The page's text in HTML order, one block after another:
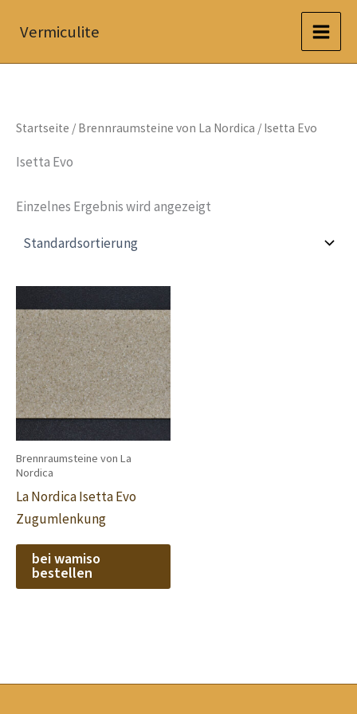
InhaltVermiculite
Startseite / Brennraumsteine von La Nordica / Isetta Evo
Isetta Evo
Einzelnes Ergebnis wird angezeigt
Brennraumsteine von La
Nordica
La Nordica Isetta Evo
Zugumlenkung
bei wamiso
bestellen